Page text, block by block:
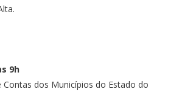
9h
Contas dos Municípios do Estado do